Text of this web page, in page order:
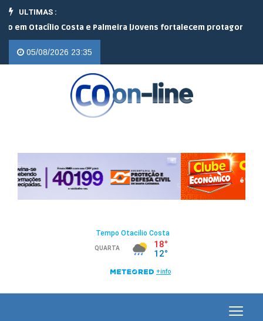
ULTIMAS :
Costa e Palmeira | Jovens fortalecem protagonismo no
05/08/2026 23:35